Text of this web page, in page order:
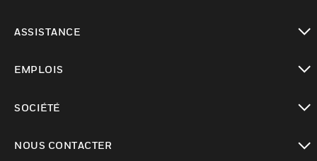
ASSISTANCE
EMPLOIS
SOCIÉTÉ
NOUS CONTACTER